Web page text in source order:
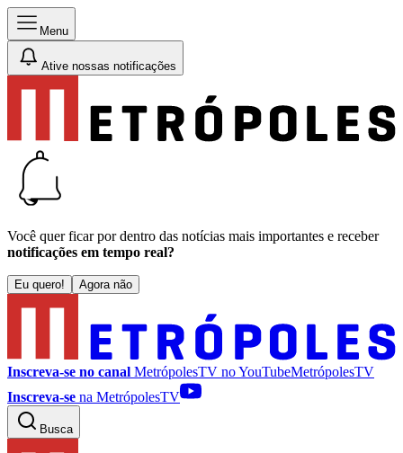
Menu
Ative nossas notificações
Você quer ficar por dentro das notícias mais importantes e receber
notificações em tempo real?
Eu quero! Agora não
Inscreva-se no canal MetrópolesTV noYouTubeMetrópolesTV
Inscreva-se na MetrópolesTV
Busca